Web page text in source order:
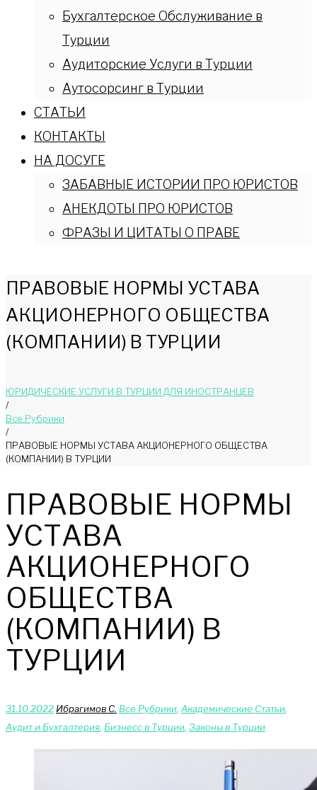
Бухгалтерское Обслуживание в
Турции
Аудиторские Услуги в Турции
Аутосорсинг в Турции
СТАТЬИ
КОНТАКТЫ
НА ДОСУГЕ
ЗАБАВНЫЕ ИСТОРИИ ПРО ЮРИСТОВ
АНЕКДОТЫ ПРО ЮРИСТОВ
ФРАЗЫ И ЦИТАТЫ О ПРАВЕ
ПРАВОВЫЕ НОРМЫ УСТАВА
АКЦИОНЕРНОГО ОБЩЕСТВА
(КОМПАНИИ) В ТУРЦИИ
ЮРИДИЧЕСКИЕ УСЛУГИ В ТУРЦИИ ДЛЯ ИНОСТРАНЦЕВ
/
Bce Pyбрики
/
ПРАВОВЫЕ НОРМЫ УСТАВА АКЦИОНЕРНОГО ОБЩЕСТВА
(КОМПАНИИ) В ТУРЦИИ
ПРАВОВЫЕ НОРМЫ
УСТАВА
АКЦИОНЕРНОГО
ОБЩЕСТВА
(КОМПАНИИ) В
ТУРЦИИ
31.10.2022 Ибрагимов С. Bce Pyбрики Академические Статьи
Аудит и Бухгалтерия Бизнесс в Турции Законы в Турции